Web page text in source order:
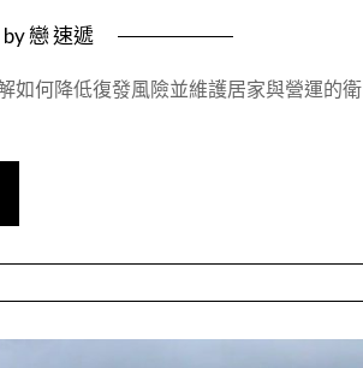
by戀 速遞
如何降低復發風險並維護居家與營運的衛